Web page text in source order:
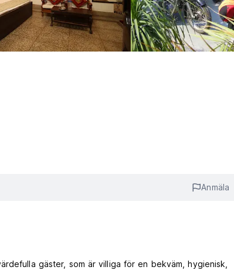
Anmäla
gäster, som är villiga för en bekväm, hygienisk,